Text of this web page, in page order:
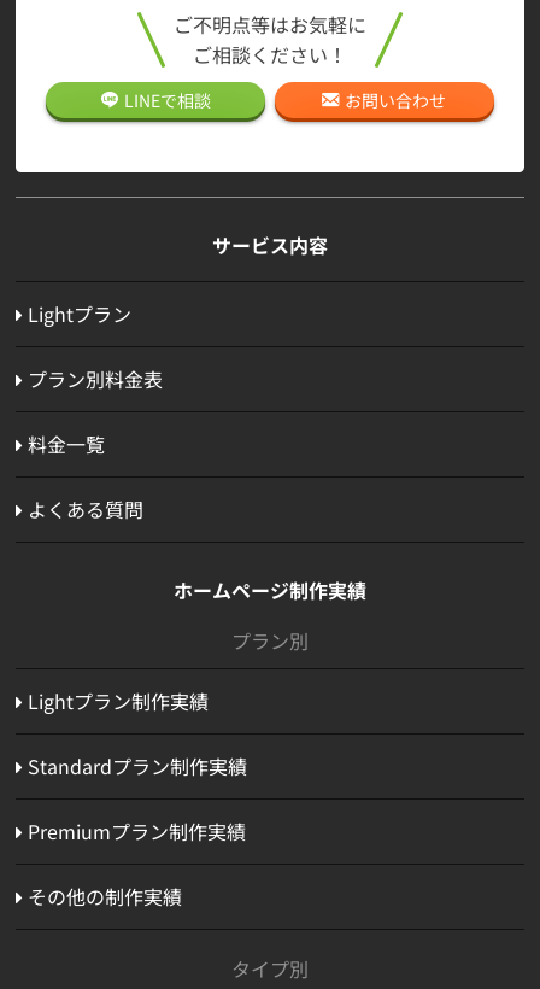
ご不明点等はお気軽に
ご相談ください！
LINEで相談 お問い合わせ
サービス内容
Lightプラン
プラン別料金表
料金一覧
よくある質問
ホームページ制作実績
プラン別
Lightプラン制作実績
Standardプラン制作実績
Premiumプラン制作実績
その他の制作実績
タイプ別